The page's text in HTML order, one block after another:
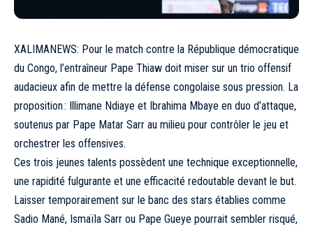
XALIMANEWS: Pour le match contre la République démocratique
du Congo, l’entraîneur Pape Thiaw doit miser sur un trio offensif
audacieux afin de mettre la défense congolaise sous pression. La
proposition : Illimane Ndiaye et Ibrahima Mbaye en duo d’attaque,
soutenus par Pape Matar Sarr au milieu pour contrôler le jeu et
orchestrer les offensives.
Ces trois jeunes talents possèdent une technique exceptionnelle,
une rapidité fulgurante et une efficacité redoutable devant le but.
Laisser temporairement sur le banc des stars établies comme
Sadio Mané, Ismaïla Sarr ou Pape Gueye pourrait sembler risqué,